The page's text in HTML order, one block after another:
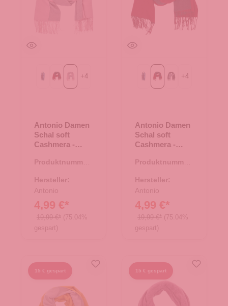
69-navybordeaux/grau
rosa/grau
+4
Antonio Damen
Schal soft
Cashmera -
Produktnummer:
Hersteller:
Antonio
4,99 €*
19,99 €* (75.04%
gespart)
69-navybordeaux/grau
dunkel grau/
+4
Antonio Damen
Schal soft
Cashmera -
Produktnummer:
Hersteller:
Antonio
4,99 €*
19,99 €* (75.04%
gespart)
15 € gespart 15 € gespart